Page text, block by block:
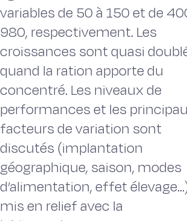
variables de 50 à 150 et de
980, respectivement. Les
croissances sont quasi
quand la ration apporte du
concentré. Les niveaux de
performances et les
facteurs de variation sont
discutés (implantation
géographique, saison, modes
d’alimentation, effet
mis en relief avec la